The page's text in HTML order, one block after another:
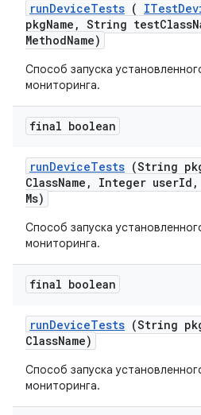
runDeviceTests ( ITest
pkgName , String testClass
MethodName)
Способ запуска
мониторинга.
final boolean
runDeviceTests (String
ClassName , Integer userId ,
Ms)
Способ запуска
мониторинга.
final boolean
runDeviceTests (String
ClassName)
Способ запуска
мониторинга.